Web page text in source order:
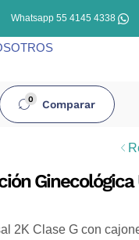
Whatsapp 55 4145 4338
0 Comparar
Ginecológica
2K Clase G con